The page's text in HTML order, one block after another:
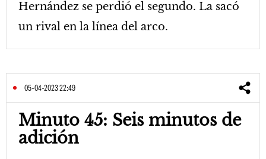
Hernández se perdió el segundo. La sacó
un rival en la línea del arco.
05-04-2023 22:49
Minuto 45: Seis minutos de
adición